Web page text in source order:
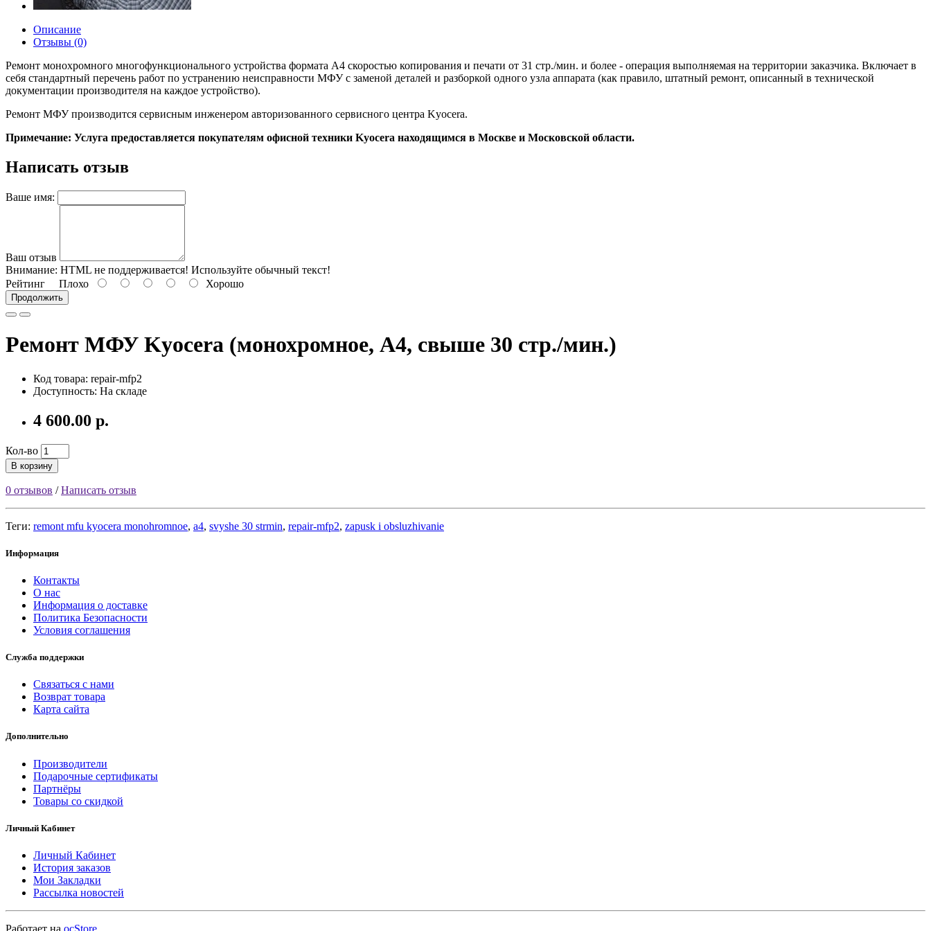
Описание
Отзывы (0)
Ремонт монохромного многофункционального устройства формата A4 скоростью копирования и печати от 31 стр./мин. и более - операция выполняемая на территории заказчика. Включает в
себя стандартный перечень работ по устранению неисправности МФУ с заменой деталей и разборкой одного узла аппарата (как правило, штатный ремонт, описанный в технической
документации производителя на каждое устройство).
Ремонт МФУ производится сервисным инженером авторизованного сервисного центра Kyocera.
Примечание: Услуга предоставляется покупателям офисной техники Kyocera находящимся в Москве и Московской области.
Написать отзыв
Ваше имя:
Ваш отзыв
Внимание: HTML не поддерживается! Используйте обычный текст!
Рейтинг Плохо Хорошо
Продолжить
Ремонт МФУ Kyocera (монохромное, A4, свыше 30 стр./мин.)
Код товара: repair-mfp2
Доступность: На складе
4 600.00 р.
Кол-во
В корзину
0 отзывов /Написать отзыв
Теги: remont mfu kyocera monohromnoe, a4, svyshe 30 strmin, repair-mfp2, zapusk i obsluzhivanie
Информация
Контакты
О нас
Информация о доставке
Политика Безопасности
Условия соглашения
Служба поддержки
Связаться с нами
Возврат товара
Карта сайта
Дополнительно
Производители
Подарочные сертификаты
Партнёры
Товары со скидкой
Личный Кабинет
Личный Кабинет
История заказов
Мои Закладки
Рассылка новостей
Работает на ocStore